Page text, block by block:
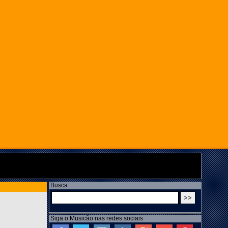
Busca
Siga o Musicão nas redes sociais